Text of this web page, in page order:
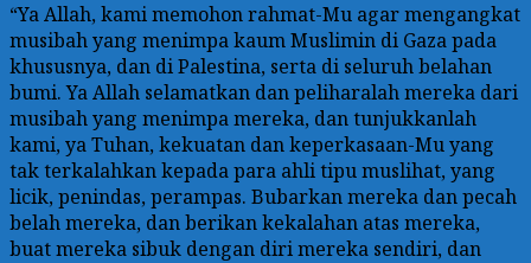
“Ya Allah, kami memohon rahmat-Mu agar mengangkat
musibah yang menimpa kaum Muslimin di Gaza pada
khususnya, dan di Palestina, serta di seluruh belahan
bumi. Ya Allah selamatkan dan peliharalah mereka dari
musibah yang menimpa mereka, dan tunjukkanlah
kami, ya Tuhan, kekuatan dan keperkasaan-Mu yang
tak terkalahkan kepada para ahli tipu muslihat, yang
licik, penindas, perampas. Bubarkan mereka dan pecah
belah mereka, dan berikan kekalahan atas mereka,
buat mereka sibuk dengan diri mereka sendiri, dan